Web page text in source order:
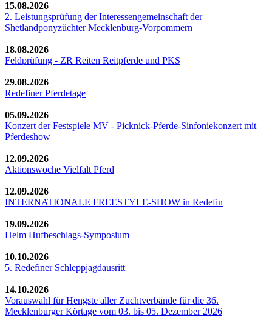
15.08.2026
2. Leistungsprüfung der Interessengemeinschaft der
Shetlandponyzüchter Mecklenburg-Vorpommern
18.08.2026
Feldprüfung - ZR Reiten Reitpferde und PKS
29.08.2026
Redefiner Pferdetage
05.09.2026
Konzert der Festspiele MV - Picknick-Pferde-Sinfoniekonzert mit
Pferdeshow
12.09.2026
Aktionswoche Vielfalt Pferd
12.09.2026
INTERNATIONALE FREESTYLE-SHOW in Redefin
19.09.2026
Helm Hufbeschlags-Symposium
10.10.2026
5. Redefiner Schleppjagdausritt
14.10.2026
Vorauswahl für Hengste aller Zuchtverbände für die 36.
Mecklenburger Körtage vom 03. bis 05. Dezember 2026